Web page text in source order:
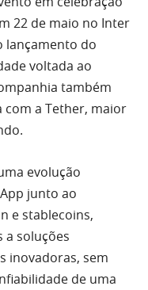
22 de maio no Inter
lançamento do
voltada ao
também
a Tether, maior
evolução
junto ao
e stablecoins,
a soluções
inovadoras, sem
de uma